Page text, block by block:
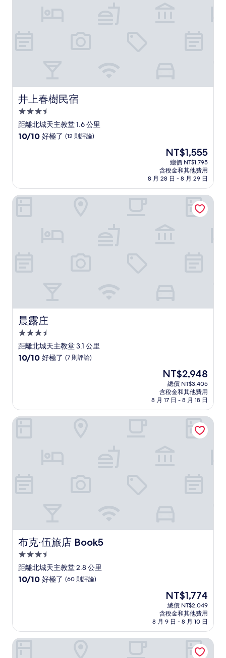
井上春樹民宿
井上春樹民宿
3.5
星
級
距離北城天主教堂 1.6 公里
10.0
好
極
10/10 好極了 (12 則評論)
現
在
價
格
為
NT$1,555
NT$1,555
總價 NT$1,795
含稅金和其他費用
8 月 28 日 - 8 月 29 日
晨露庄
晨露庄
3.5
星
級
距離北城天主教堂 3.1 公里
10.0
好
極
10/10 好極了 (7 則評論)
現
在
價
格
為
NT$2,948
NT$2,948
總價 NT$3,405
含稅金和其他費用
8 月 17 日 - 8 月 18 日
晨露庄
布克‧伍旅店 Book5
布克‧伍旅店 Book5
3.5
星
級
距離北城天主教堂 2.8 公里
10.0
好
極
10/10 好極了 (60 則評論)
現
在
價
格
為
NT$1,774
NT$1,774
總價 NT$2,049
含稅金和其他費用
8 月 9 日 - 8 月 10 日
布克‧伍旅店 Book5
叢宿